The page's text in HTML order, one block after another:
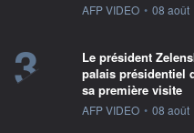
information fournie par
AFP VIDEO • 08 août
3
Le président
palais présidentiel
sa première visite
information fournie par
AFP VIDEO • 08 août